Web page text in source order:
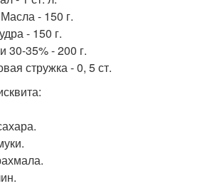
- 150 г.
- 150 г.
30-35% - 200 г.
стружка - 0, 5 ст.